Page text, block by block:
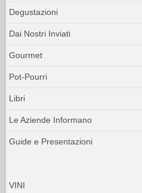
Degustazioni
Dai Nostri Inviati
Gourmet
Pot-Pourri
Libri
Le Aziende Informano
Guide e Presentazioni
VINI